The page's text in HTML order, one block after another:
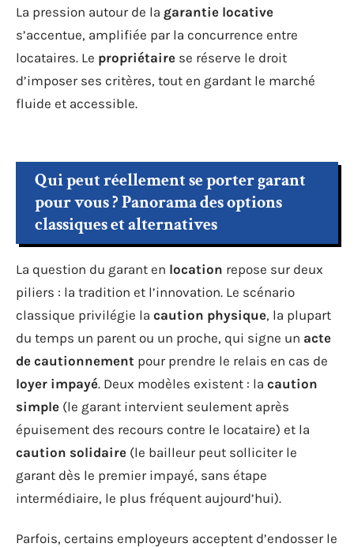
La pression autour de la garantie locative
s’accentue, amplifiée par la concurrence entre
locataires. Le propriétaire se réserve le droit
d’imposer ses critères, tout en gardant le marché
fluide et accessible.
Qui peut réellement se porter garant
pour vous ? Panorama des options
classiques et alternatives
La question du garant en location repose sur deux
piliers : la tradition et l’innovation. Le scénario
classique privilégie la caution physique, la plupart
du temps un parent ou un proche, qui signe un acte
de cautionnement pour prendre le relais en cas de
loyer impayé. Deux modèles existent : la caution
simple (le garant intervient seulement après
épuisement des recours contre le locataire) et la
caution solidaire (le bailleur peut solliciter le
garant dès le premier impayé, sans étape
intermédiaire, le plus fréquent aujourd’hui).
Parfois, certains employeurs acceptent d’endosser le